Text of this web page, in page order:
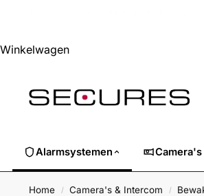
Winkelwagen
Alarmsystemen
Home / Camera's & Intercom /